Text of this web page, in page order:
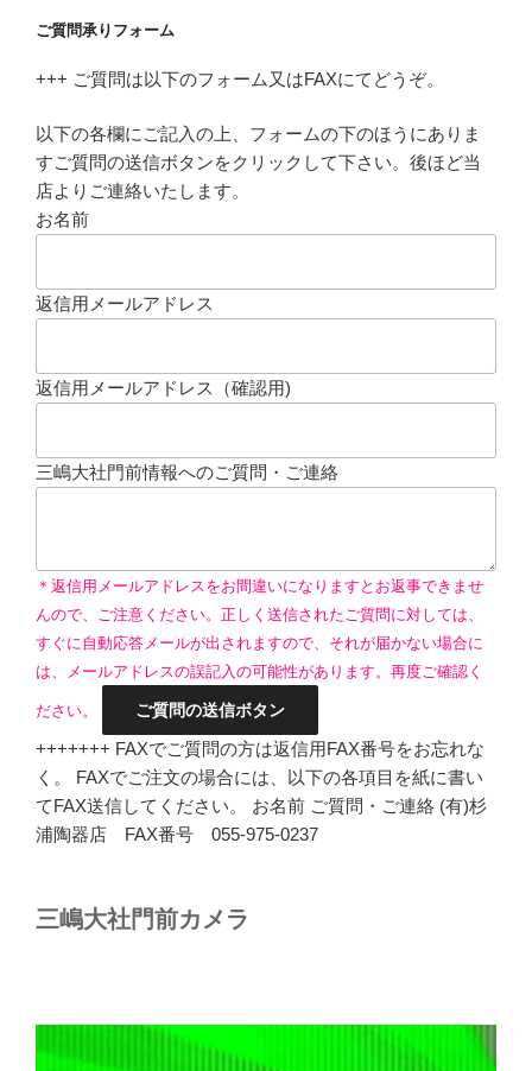
ご質問承りフォーム
+++ ご質問は以下のフォーム又はFAXにてどうぞ。
以下の各欄にご記入の上、フォームの下のほうにありま
すご質問の送信ボタンをクリックして下さい。後ほど当
店よりご連絡いたします。
お名前
返信用メールアドレス
返信用メールアドレス（確認用)
三嶋大社門前情報へのご質問・ご連絡
＊返信用メールアドレスをお間違いになりますとお返事できませ
んので、ご注意ください。正しく送信されたご質問に対しては、
すぐに自動応答メールが出されますので、それが届かない場合に
は、メールアドレスの誤記入の可能性があります。再度ご確認く
ださい。
+++++++ FAXでご質問の方は返信用FAX番号をお忘れな
く。 FAXでご注文の場合には、以下の各項目を紙に書い
てFAX送信してください。 お名前 ご質問・ご連絡 (有)杉
浦陶器店 FAX番号 055-975-0237
三嶋大社門前カメラ